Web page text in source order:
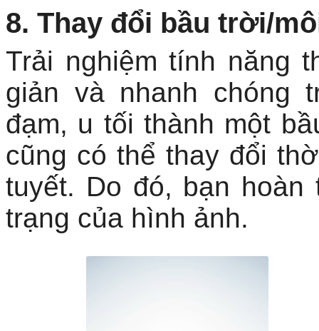
8. Thay đổi bầu trời/
Trải nghiệm tính năng
giản và nhanh chóng
đạm, u tối thành một
cũng có thể thay đổi
tuyết. Do đó, bạn hoàn
trạng của hình ảnh.